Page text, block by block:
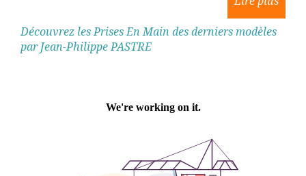
Découvrez les Prises En Main des derniers modèles
par Jean-Philippe PASTRE